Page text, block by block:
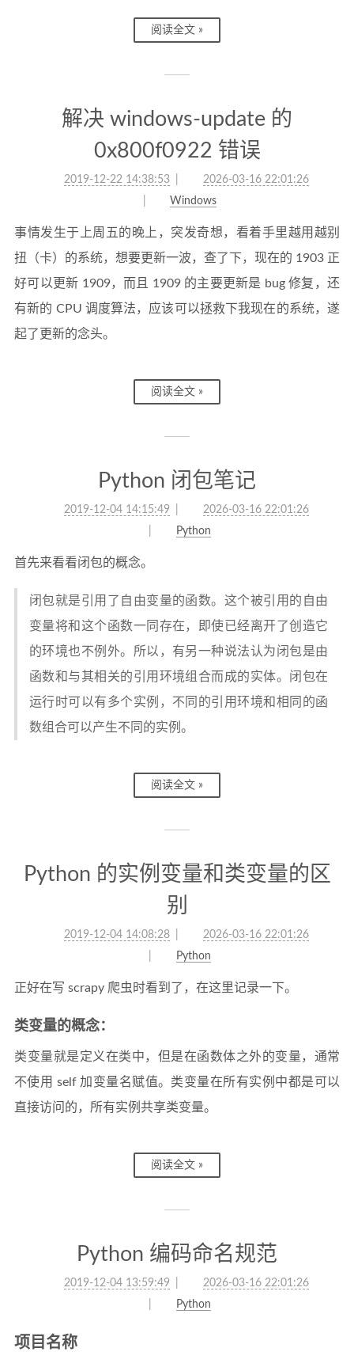
阅读全文 »
解决 windows-update 的
0x800f0922 错误
2019-12-22 14:38:53
2026-03-16 22:01:26
Windows
事情发生于上周五的晚上，突发奇想，看着手里越用越别
扭（卡）的系统，想要更新一波，查了下，现在的 1903 正
好可以更新 1909，而且 1909 的主要更新是 bug 修复，还
有新的 CPU 调度算法，应该可以拯救下我现在的系统，遂
起了更新的念头。
阅读全文 »
Python 闭包笔记
2019-12-04 14:15:49
2026-03-16 22:01:26
Python
首先来看看闭包的概念。
闭包就是引用了自由变量的函数。这个被引用的自由
变量将和这个函数一同存在，即使已经离开了创造它
的环境也不例外。所以，有另一种说法认为闭包是由
函数和与其相关的引用环境组合而成的实体。闭包在
运行时可以有多个实例，不同的引用环境和相同的函
数组合可以产生不同的实例。
阅读全文 »
Python 的实例变量和类变量的区
别
2019-12-04 14:08:28
2026-03-16 22:01:26
Python
正好在写 scrapy 爬虫时看到了，在这里记录一下。
类变量的概念：
类变量就是定义在类中，但是在函数体之外的变量，通常
不使用 self 加变量名赋值。类变量在所有实例中都是可以
直接访问的，所有实例共享类变量。
阅读全文 »
Python 编码命名规范
2019-12-04 13:59:49
2026-03-16 22:01:26
Python
项目名称